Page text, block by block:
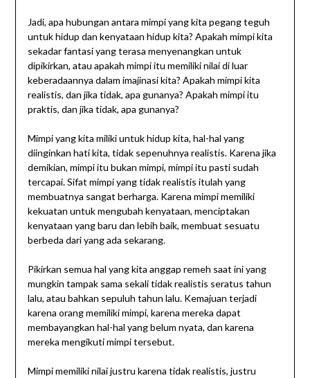
Jadi, apa hubungan antara mimpi yang kita pegang teguh
untuk hidup dan kenyataan hidup kita? Apakah mimpi kita
sekadar fantasi yang terasa menyenangkan untuk
dipikirkan, atau apakah mimpi itu memiliki nilai di luar
keberadaannya dalam imajinasi kita? Apakah mimpi kita
realistis, dan jika tidak, apa gunanya? Apakah mimpi itu
praktis, dan jika tidak, apa gunanya?
Mimpi yang kita miliki untuk hidup kita, hal-hal yang
diinginkan hati kita, tidak sepenuhnya realistis. Karena jika
demikian, mimpi itu bukan mimpi, mimpi itu pasti sudah
tercapai. Sifat mimpi yang tidak realistis itulah yang
membuatnya sangat berharga. Karena mimpi memiliki
kekuatan untuk mengubah kenyataan, menciptakan
kenyataan yang baru dan lebih baik, membuat sesuatu
berbeda dari yang ada sekarang.
Pikirkan semua hal yang kita anggap remeh saat ini yang
mungkin tampak sama sekali tidak realistis seratus tahun
lalu, atau bahkan sepuluh tahun lalu. Kemajuan terjadi
karena orang memiliki mimpi, karena mereka dapat
membayangkan hal-hal yang belum nyata, dan karena
mereka mengikuti mimpi tersebut.
Mimpi memiliki nilai justru karena tidak realistis, justru